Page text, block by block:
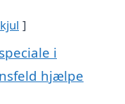
i
hjælpe